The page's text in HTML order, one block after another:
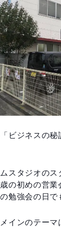
ビジネスの秘
スタジオのス
の初めの営
勉強会の日で
インのテーマ